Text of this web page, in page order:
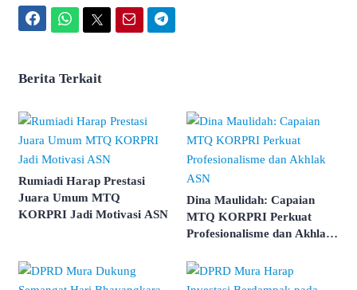
Berita Terkait
Rumiadi Harap Prestasi
Juara Umum MTQ
KORPRI Jadi Motivasi ASN
Dina Maulidah: Capaian
MTQ KORPRI Perkuat
Profesionalisme dan Akhlak